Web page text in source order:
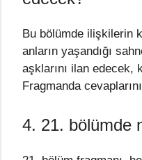
Bu bölümde ilişkilerin
anların yaşandığı
aşklarını ilan edecek,
Fragmanda
4. 21. bölümde